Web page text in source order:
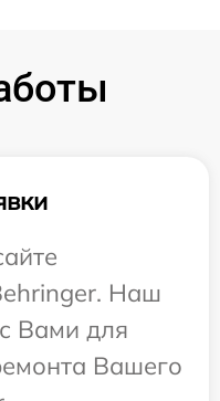
Наш
Вами для
Вашего